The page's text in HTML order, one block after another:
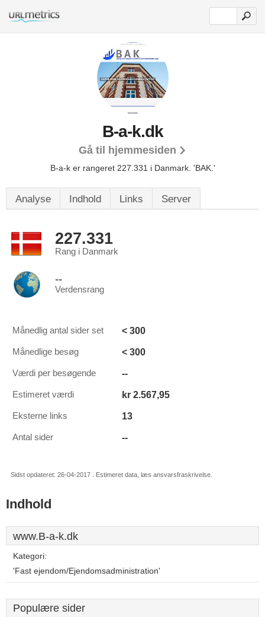
B-a-k.dk
Gå til hjemmesiden
B-a-k er rangeret 227.331 i Danmark. 'BAK.'
Analyse Indhold Links Server
227.331
Rang i Danmark
--
Verdensrang
Månedlig antal sider set < 300
Månedlige besøg < 300
Værdi per besøgende --
Estimeret værdi kr 2.567,95
Eksterne links 13
Antal sider --
Sidst opdateret: 26-04-2017 . Estimeret data, læs ansvarsfraskrivelse.
Indhold
www.B-a-k.dk
Kategori:
'Fast ejendom/Ejendomsadministration'
Populære sider